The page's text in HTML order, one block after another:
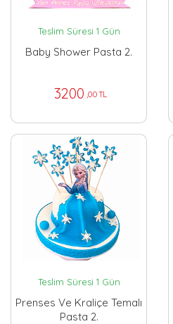
Teslim Süresi 1 Gün
Baby Shower Pasta 2.
3200 ,00 TL
Teslim Süresi 1 Gün
Prenses Ve Kraliçe Temalı
Pasta 2.